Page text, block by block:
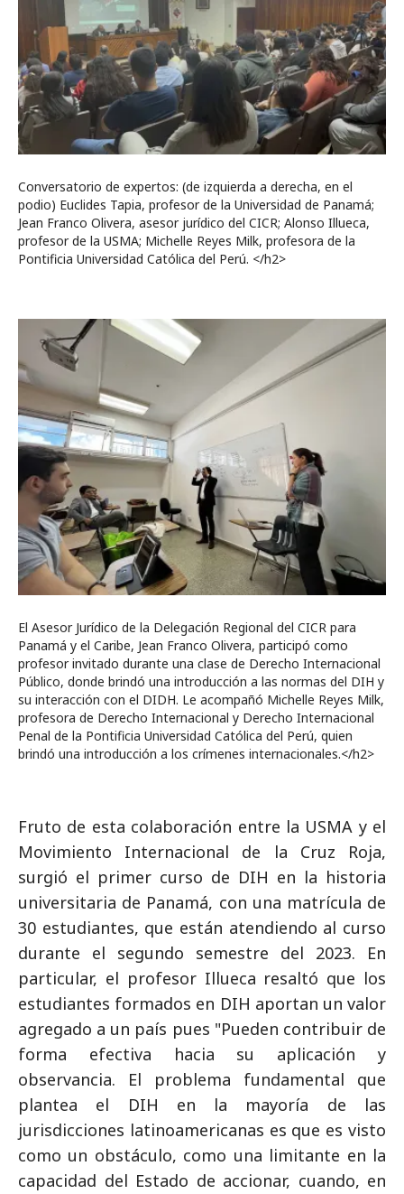
Conversatorio de expertos: (de izquierda a derecha, en el
podio) Euclides Tapia, profesor de la Universidad de Panamá;
Jean Franco Olivera, asesor jurídico del CICR; Alonso Illueca,
profesor de la USMA; Michelle Reyes Milk, profesora de la
Pontificia Universidad Católica del Perú. </h2>
El Asesor Jurídico de la Delegación Regional del CICR para
Panamá y el Caribe, Jean Franco Olivera, participó como
profesor invitado durante una clase de Derecho Internacional
Público, donde brindó una introducción a las normas del DIH y
su interacción con el DIDH. Le acompañó Michelle Reyes Milk,
profesora de Derecho Internacional y Derecho Internacional
Penal de la Pontificia Universidad Católica del Perú, quien
brindó una introducción a los crímenes internacionales.</h2>
Fruto de esta colaboración entre la USMA y el
Movimiento Internacional de la Cruz Roja,
surgió el primer curso de DIH en la historia
universitaria de Panamá, con una matrícula de
30 estudiantes, que están atendiendo al curso
durante el segundo semestre del 2023. En
particular, el profesor Illueca resaltó que los
estudiantes formados en DIH aportan un valor
agregado a un país pues "Pueden contribuir de
forma efectiva hacia su aplicación y
observancia. El problema fundamental que
plantea el DIH en la mayoría de las
jurisdicciones latinoamericanas es que es visto
como un obstáculo, como una limitante en la
capacidad del Estado de accionar, cuando, en